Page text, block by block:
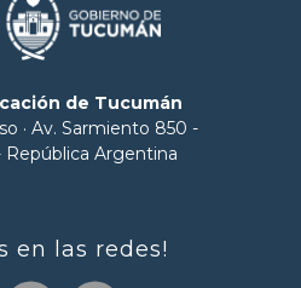
de Tucumán
· Av. Sarmiento 850 -
Argentina
en las redes!